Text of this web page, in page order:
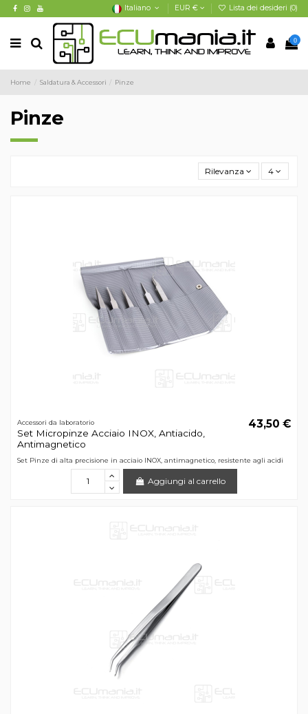
Italiano EUR € Lista dei desideri (0)
0
Home Saldatura & Accessori Pinze
Pinze
Rilevanza 4
Accessori da laboratorio
Set Micropinze Acciaio INOX, Antiacido,
Antimagnetico
43,50 €
Set Pinze di alta precisione in acciaio INOX, antimagnetico, resistente agli acidi
Aggiungi al carrello